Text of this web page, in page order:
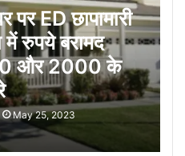
ED छापामारी
में रुपये बरामद
और 2000 के
May 25, 2023